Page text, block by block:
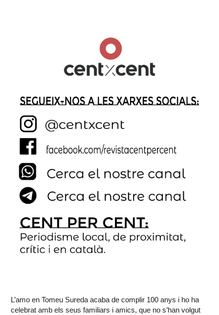
L’amo en Tomeu Sureda acaba de complir 100 anys i ho ha
celebrat amb els seus familiars i amics, que no s’han volgut